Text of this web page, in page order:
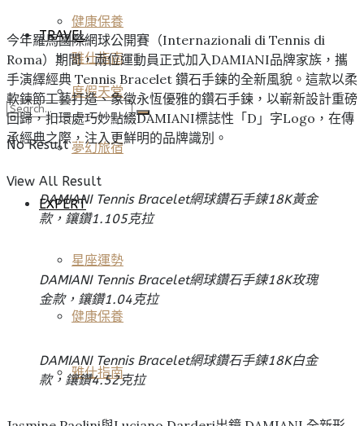
TRAVEL
度假天堂
夢幻旅宿
EXPERT
星座運勢
健康保養
雅仕指南
健康保養
雅仕指南
No Result
View All Result
今年羅馬國際網球公開賽（Internazionali di Tennis di
Roma）期間，兩位運動員正式加入DAMIANI品牌家族，攜
手演繹經典 Tennis Bracelet 鑽石手鍊的全新風貌。這款以柔
軟鍊節工藝打造、象徵永恆優雅的鑽石手鍊，以嶄新設計重磅
回歸，扣環處巧妙點綴DAMIANI標誌性「D」字Logo，在傳
承經典之際，注入更鮮明的品牌識別。
DAMIANI Tennis Bracelet網球鑽石手鍊18K黃金
款，鑲鑽1.105克拉
DAMIANI Tennis Bracelet網球鑽石手鍊18K玫瑰
金款，鑲鑽1.04克拉
DAMIANI Tennis Bracelet網球鑽石手鍊18K白金
款，鑲鑽4.52克拉